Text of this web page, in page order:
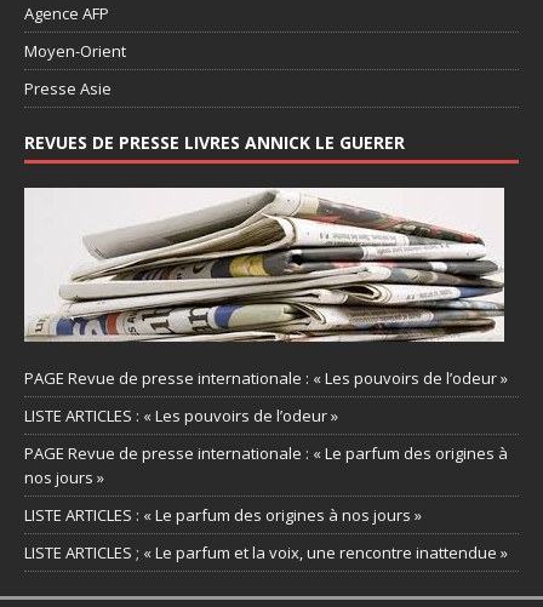
Agence AFP
Moyen-Orient
Presse Asie
REVUES DE PRESSE LIVRES ANNICK LE GUERER
PAGE Revue de presse internationale : « Les pouvoirs de l’odeur »
LISTE ARTICLES : « Les pouvoirs de l’odeur »
PAGE Revue de presse internationale : « Le parfum des origines à
nos jours »
LISTE ARTICLES : « Le parfum des origines à nos jours »
LISTE ARTICLES ; « Le parfum et la voix, une rencontre inattendue »